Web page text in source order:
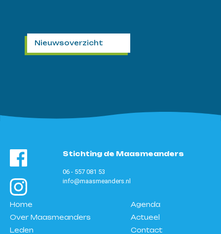
Nieuwsoverzicht
Stichting de Maasmeanders
06 - 557 081 53
info@maasmeanders.nl
Home
Over Maasmeanders
Leden
Agenda
Actueel
Contact